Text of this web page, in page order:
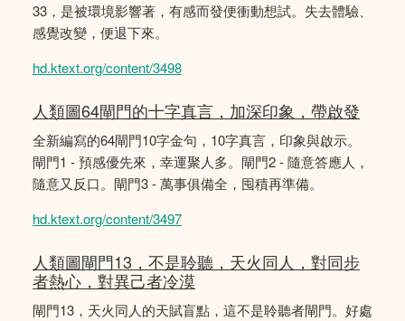
33，是被環境影響著，有感而發便衝動想試。失去體驗、
感覺改變，便退下來。
hd.ktext.org/content/3498
人類圖64閘門的十字真言，加深印象，帶啟發
全新編寫的64閘門10字金句，10字真言，印象與啟示。
閘門1 - 預感優先來，幸運聚人多。閘門2 - 隨意答應人，
隨意又反口。閘門3 - 萬事俱備全，囤積再準備。
hd.ktext.org/content/3497
人類圖閘門13，不是聆聽，天火同人，對同步
者熱心，對異己者冷漠
閘門13，天火同人的天賦盲點，這不是聆聽者閘門。好處